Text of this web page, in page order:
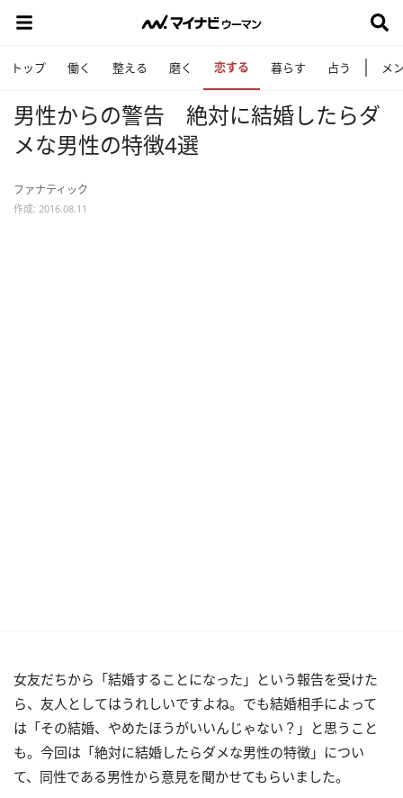
トップ 働く 整える 磨く 恋する 暮らす 占う メ
男性からの警告 絶対に結婚したらダ
メな男性の特徴4選
ファナティック
作成: 2016.08.11
女友だちから「結婚することになった」という報告を受けた
ら、友人としてはうれしいですよね。でも結婚相手によって
は「その結婚、やめたほうがいいんじゃない？」と思うこと
も。今回は「絶対に結婚したらダメな男性の特徴」につい
て、同性である男性から意見を聞かせてもらいました。